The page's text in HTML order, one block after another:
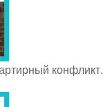
конфликт.